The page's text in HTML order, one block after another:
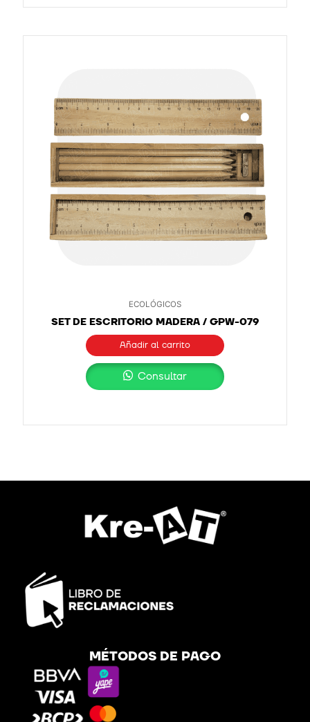
ECOLÓGICOS
SET DE ESCRITORIO MADERA / GPW-079
Añadir al carrito
Consultar
MÉTODOS DE PAGO